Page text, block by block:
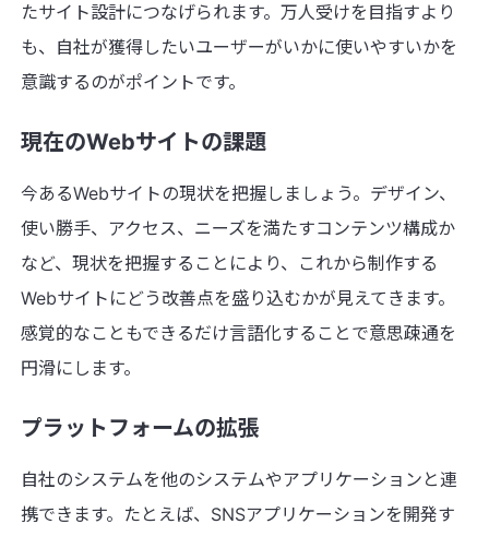
たサイト設計につなげられます。万人受けを目指すより
も、自社が獲得したいユーザーがいかに使いやすいかを
意識するのがポイントです。
現在のWebサイトの課題
今あるWebサイトの現状を把握しましょう。デザイン、
使い勝手、アクセス、ニーズを満たすコンテンツ構成か
など、現状を把握することにより、これから制作する
Webサイトにどう改善点を盛り込むかが見えてきます。
感覚的なこともできるだけ言語化することで意思疎通を
円滑にします。
プラットフォームの拡張
自社のシステムを他のシステムやアプリケーションと連
携できます。たとえば、SNSアプリケーションを開発す